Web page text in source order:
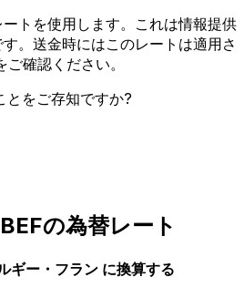
トを使用します。これは情報提供
。送金時にはこのレートは適用さ
確認ください。
とをご存知ですか?
の為替レート
ギー・フラン に換算する